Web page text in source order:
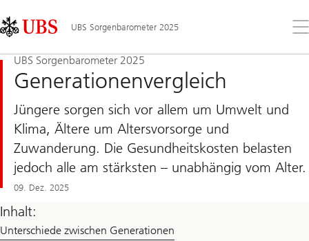
Links
Area
UBS Sorgenbarometer 2025
Sie
UBS Sorgenbarometer 2025
Generationenvergleich
Jüngere sorgen sich vor allem um Umwelt und
Klima, Ältere um Altersvorsorge und
Zuwanderung. Die Gesundheitskosten belasten
jedoch alle am stärksten – unabhängig vom Alter.
09. Dez. 2025
Inhalt:
Unterschiede zwischen Generationen